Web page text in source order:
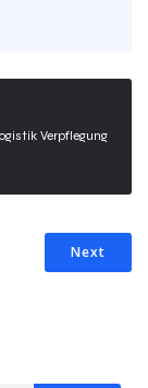
Verpflegung
Next